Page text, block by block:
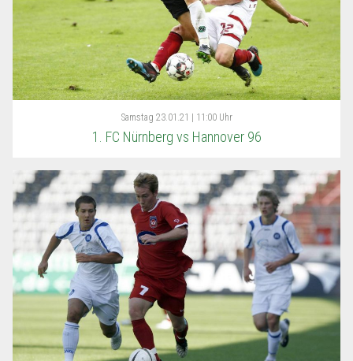
Samstag 23.01.21 | 11:00 Uhr
1. FC Nürnberg vs Hannover 96